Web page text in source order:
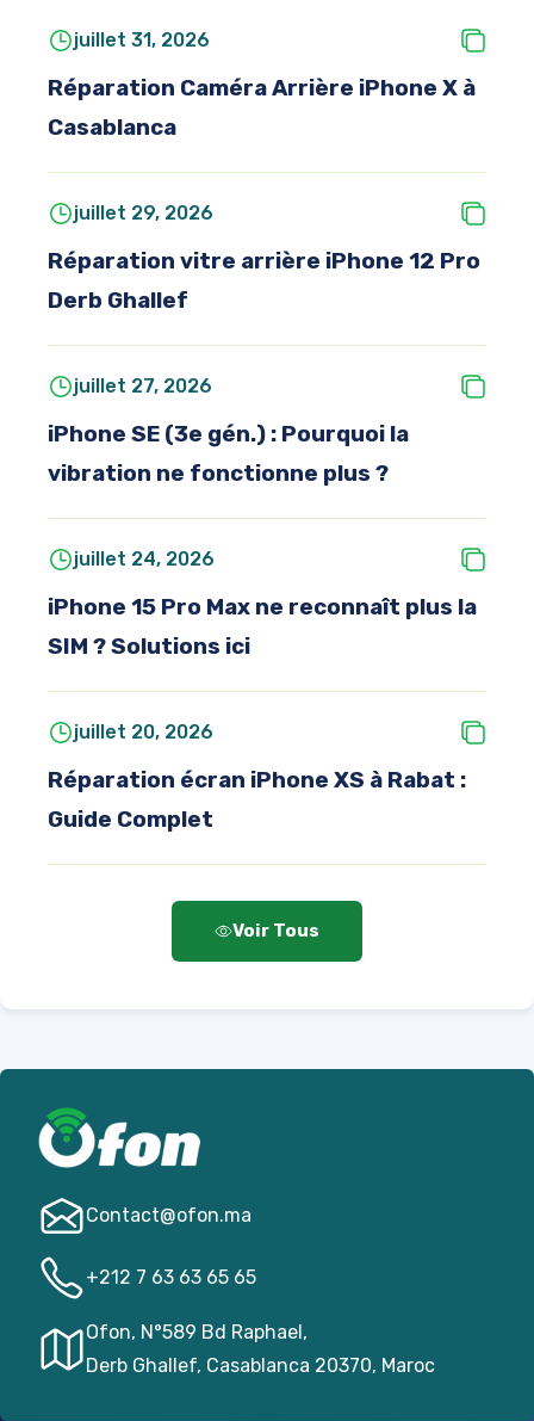
juillet 31, 2026
Réparation Caméra Arrière iPhone X à
Casablanca
juillet 29, 2026
Réparation vitre arrière iPhone 12 Pro
Derb Ghallef
juillet 27, 2026
iPhone SE (3e gén.) : Pourquoi la
vibration ne fonctionne plus ?
juillet 24, 2026
iPhone 15 Pro Max ne reconnaît plus la
SIM ? Solutions ici
juillet 20, 2026
Réparation écran iPhone XS à Rabat :
Guide Complet
Voir Tous
Contact@­ofon.ma
+212 7 63 63 65 65
Ofon, N°589 Bd Raphael,
Derb Ghallef, Casablanca 20370, Maroc